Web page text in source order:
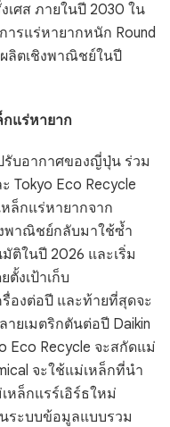
ศส ภายในปี 2030 ใน
ารแร่หายากหนัก Round
ลิตเชิงพาณิชย์ในปี
แร่หายาก
รับอากาศของญี่ปุ่น ร่วม
Tokyo Eco Recycle
ล็กแร่หายากจาก
พาณิชย์กลับมาใช้ซ้ำ
ในปี 2026 และเริ่ม
งเป้าเก็บ
องต่อปี และท้ายที่สุดจะ
ยเมตริกตันต่อปี Daikin
Eco Recycle จะสกัดแม่
จะใช้แม่เหล็กที่นำ
หล็กแรร์เอิร์ธใหม่
ระบบข้อมูลแบบรวม